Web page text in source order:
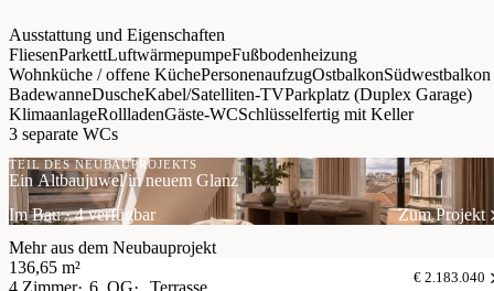
Ausstattung und Eigenschaften
FliesenParkettLuftwärmepumpeFußbodenheizung
Wohnküche / offene KüchePersonenaufzugOstbalkonSüdwestbalkon
BadewanneDuscheKabel/Satelliten-TVParkplatz (Duplex Garage)
KlimaanlageRollladenGäste-WCSchlüsselfertig mit Keller
3 separate WCs
TEIL DES NEUBAUPROJEKTS
Ein Altbaujuwel in neuem Glanz
Im Bau · 4 verfügbar
Zum Projekt
Mehr aus dem Neubauprojekt
136,65 m²
4 Zimmer
6. OG Terrasse
€ 2.183.040